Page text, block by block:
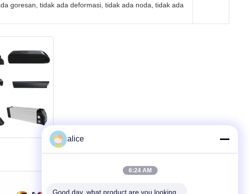
goresan, tidak ada deformasi, tidak ada noda, tidak ada
alice
6:24 AM
Good day, what product are you looking